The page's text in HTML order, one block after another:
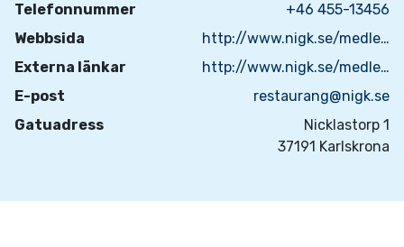
Telefonnummer
+46 455-13456
Webbsida
http://www.nigk.se/medlem/restaurang
Externa länkar
http://www.nigk.se/medlem/restaurang/smorgastartor-catering
E-post
restaurang@nigk.se
Gatuadress
Nicklastorp 1
37191 Karlskrona